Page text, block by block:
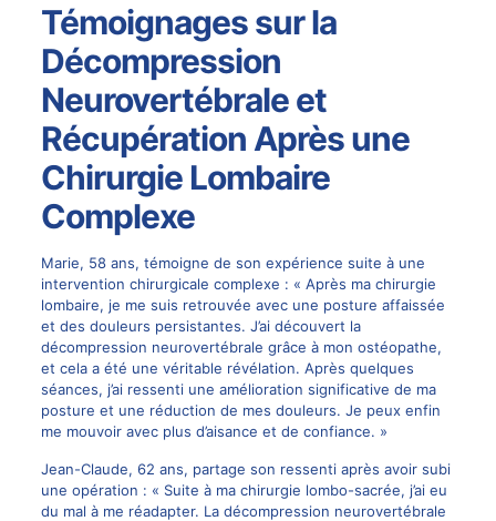
Témoignages sur la
Décompression
Neurovertébrale et
Récupération Après une
Chirurgie Lombaire
Complexe
Marie, 58 ans, témoigne de son expérience suite à une
intervention chirurgicale complexe : « Après ma chirurgie
lombaire, je me suis retrouvée avec une posture affaissée
et des douleurs persistantes. J’ai découvert la
décompression neurovertébrale grâce à mon ostéopathe,
et cela a été une véritable révélation. Après quelques
séances, j’ai ressenti une amélioration significative de ma
posture et une réduction de mes douleurs. Je peux enfin
me mouvoir avec plus d’aisance et de confiance. »
Jean-Claude, 62 ans, partage son ressenti après avoir subi
une opération : « Suite à ma chirurgie lombo-sacrée, j’ai eu
du mal à me réadapter. La décompression neurovertébrale